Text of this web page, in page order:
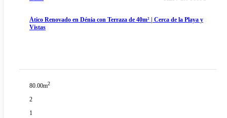
Ático Renovado en Dénia con Terraza de 40m² | Cerca de la Playa y
Vistas
80.00m2
2
1